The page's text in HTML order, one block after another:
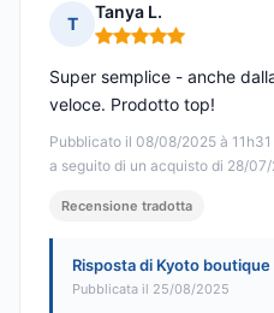
T
Tanya L.
Nota: 5 su 5
Pubblicato il 08/08/2025 à 11h31
a seguito di un acquisto di 28/
Super semplice - anche
veloce. Prodotto top!
Recensione tradotta
Risposta di Kyoto boutique
Pubblicata il 25/08/2025